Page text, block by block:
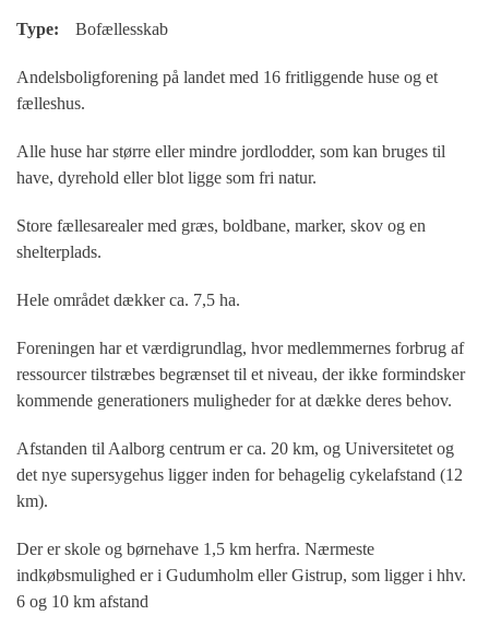
Type: Bofællesskab
Andelsboligforening på landet med 16 fritliggende huse og et
fælleshus.
Alle huse har større eller mindre jordlodder, som kan bruges til
have, dyrehold eller blot ligge som fri natur.
Store fællesarealer med græs, boldbane, marker, skov og en
shelterplads.
Hele området dækker ca. 7,5 ha.
Foreningen har et værdigrundlag, hvor medlemmernes forbrug af
ressourcer tilstræbes begrænset til et niveau, der ikke formindsker
kommende generationers muligheder for at dække deres behov.
Afstanden til Aalborg centrum er ca. 20 km, og Universitetet og
det nye supersygehus ligger inden for behagelig cykelafstand (12
km).
Der er skole og børnehave 1,5 km herfra. Nærmeste
indkøbsmulighed er i Gudumholm eller Gistrup, som ligger i hhv.
6 og 10 km afstand